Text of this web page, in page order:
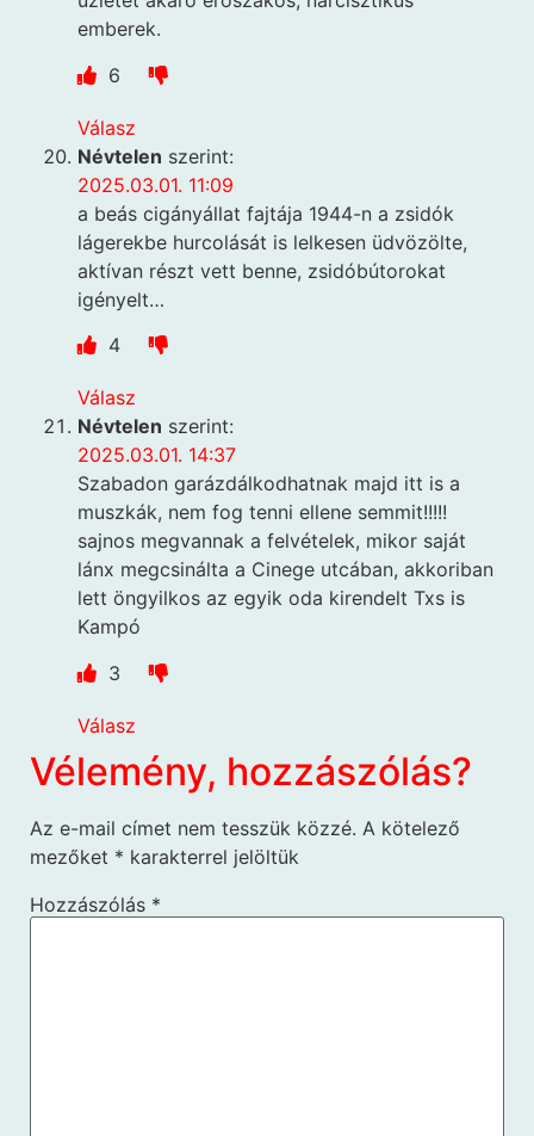
emberek.
6
Válasz
Névtelen szerint:
2025.03.01. 11:09
a beás cigányállat fajtája 1944-n a zsidók
lágerekbe hurcolását is lelkesen üdvözölte,
aktívan részt vett benne, zsidóbútorokat
igényelt…
4
Válasz
Névtelen szerint:
2025.03.01. 14:37
Szabadon garázdálkodhatnak majd itt is a
muszkák, nem fog tenni ellene semmit!!!!!
sajnos megvannak a felvételek, mikor saját
lánx megcsinálta a Cinege utcában, akkoriban
lett öngyilkos az egyik oda kirendelt Txs is
Kampó
3
Válasz
Vélemény, hozzászólás?
Az e-mail címet nem tesszük közzé. A kötelező
mezőket * karakterrel jelöltük
Hozzászólás *